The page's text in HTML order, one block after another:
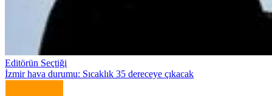
Editörün Seçtiği
İzmir hava durumu: Sıcaklık 35 dereceye çıkacak